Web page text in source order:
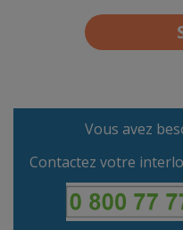
Vous avez
Contactez votre